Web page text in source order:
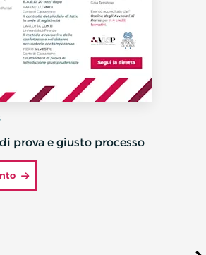
prova e giusto processo